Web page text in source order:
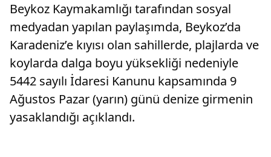
Beykoz Kaymakamlığı tarafından sosyal
medyadan yapılan paylaşımda, Beykoz’da
Karadeniz’e kıyısı olan sahillerde, plajlarda ve
koylarda dalga boyu yüksekliği nedeniyle
5442 sayılı İdaresi Kanunu kapsamında 9
Ağustos Pazar (yarın) günü denize girmenin
yasaklandığı açıklandı.